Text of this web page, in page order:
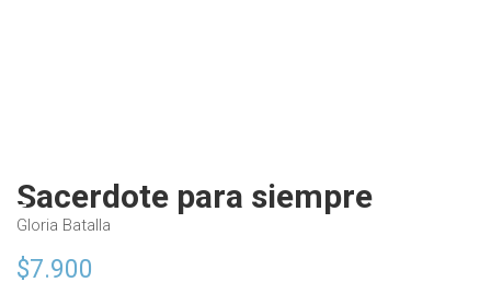
Sacerdote para siempre
Gloria Batalla
$7.900